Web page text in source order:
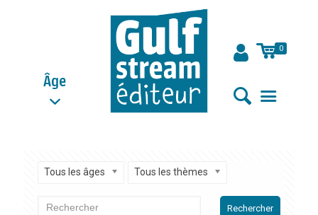
Âge
0
Tous les âges Tous les thèmes
Rechercher